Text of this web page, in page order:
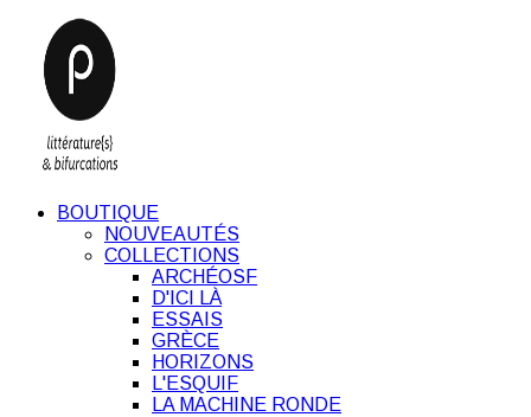
BOUTIQUE
NOUVEAUTÉS
COLLECTIONS
ARCHÉOSF
D'ICI LÀ
ESSAIS
GRÈCE
HORIZONS
L'ESQUIF
LA MACHINE RONDE